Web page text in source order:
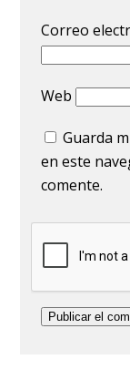
Correo
Web
Guarda
en este
comente.